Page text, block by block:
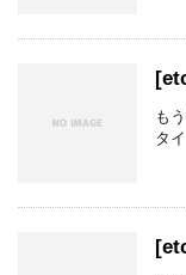
も
タ